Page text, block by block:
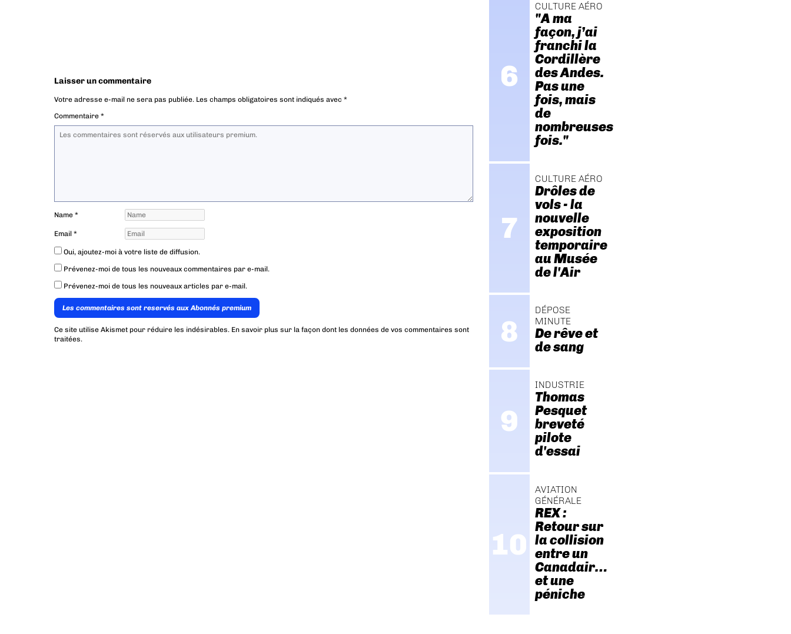
Laisser un commentaire
Votre adresse e-mail ne sera pas publiée. Les champs obligatoires sont indiqués avec *
Commentaire *
Name *
Email *
Oui, ajoutez-moi à votre liste de diffusion.
Prévenez-moi de tous les nouveaux commentaires par e-mail.
Prévenez-moi de tous les nouveaux articles par e-mail.
Les commentaires sont reservés aux Abonnés premium
Ce site utilise Akismet pour réduire les indésirables. En savoir plus sur la façon dont les données de vos commentaires sont
traitées.
CULTURE AÉRO
"A ma
façon, j’ai
franchi la
Cordillère
des Andes.
Pas une
fois, mais
de
nombreuses
fois."
CULTURE AÉRO
Drôles de
vols - la
nouvelle
exposition
temporaire
au Musée
de l'Air
DÉPOSE
MINUTE
De rêve et
de sang
INDUSTRIE
Thomas
Pesquet
breveté
pilote
d'essai
AVIATION
GÉNÉRALE
REX :
Retour sur
la collision
entre un
Canadair…
et une
péniche